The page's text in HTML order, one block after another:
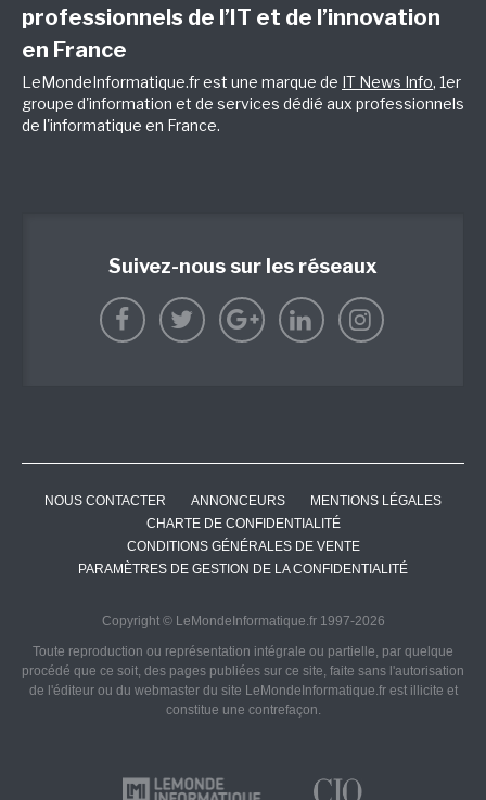
professionnels de l’IT et de l’innovation
en France
LeMondeInformatique.fr est une marque de IT News Info, 1er
groupe d'information et de services dédié aux professionnels
de l'informatique en France.
Suivez-nous sur les réseaux
NOUS CONTACTER ANNONCEURS
MENTIONS LÉGALES
CHARTE DE CONFIDENTIALITÉ
CONDITIONS GÉNÉRALES DE VENTE
PARAMÈTRES DE GESTION DE LA CONFIDENTIALITÉ
Copyright © LeMondeInformatique.fr 1997-2026
Toute reproduction ou représentation intégrale ou partielle, par quelque
procédé que ce soit, des pages publiées sur ce site, faite sans l'autorisation
de l'éditeur ou du webmaster du site LeMondeInformatique.fr est illicite et
constitue une contrefaçon.